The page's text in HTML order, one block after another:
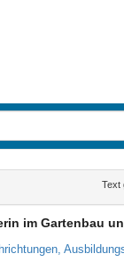
Text
im Gartenbau